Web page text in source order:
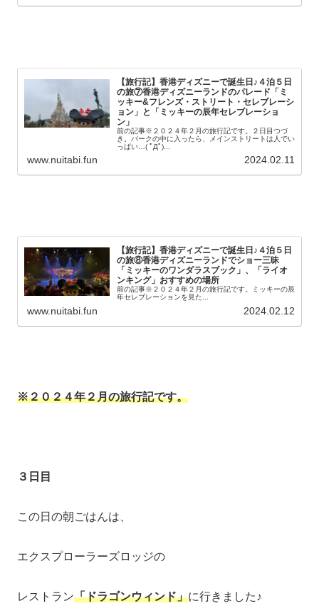
【旅行記】香港ディズニーで誕生日♪４泊５日
の旅⑦香港ディズニーランドのパレード「ミ
ッキー&フレンズ・ストリート・セレブレーシ
ョン」と「ミッキーの辰年セレブレーショ
ン」
前の記事※２０２４年２月の旅行記です。２日目つづ
き。パークの中に入ったら、メインストリートは人でい
っぱい…( ﾟДﾟ)...
www.nuitabi.fun 2024.02.11
【旅行記】香港ディズニーで誕生日♪４泊５日
の旅⑧香港ディズニーランドでショー三昧
「ミッキーのワンダラスブック」、「ライオ
ンキング」おすすめの場所
前の記事※２０２４年２月の旅行記です。ミッキーの辰
年セレブレーションを見た...
www.nuitabi.fun 2024.02.12
※２０２４年２月の旅行記です。
３日目
この日の朝ごはんは、
エクスプローラーズロッジの
レストラン「ドラゴンウィンド」に行きました♪